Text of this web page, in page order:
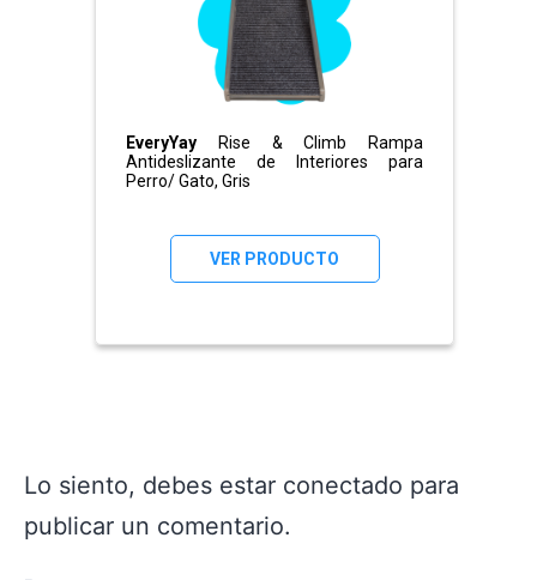
EveryYay
Rise & Climb Rampa
Antideslizante de Interiores para
Perro/ Gato, Gris
VER PRODUCTO
Lo siento, debes estar conectado para
publicar un comentario.